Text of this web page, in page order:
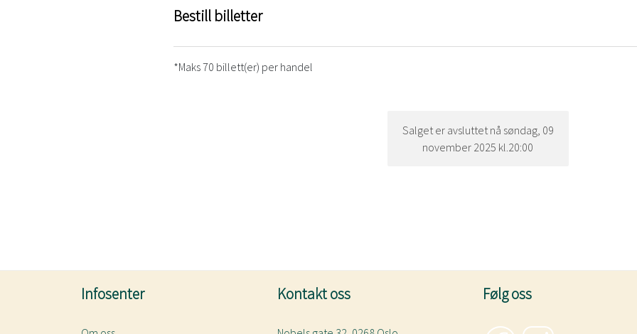
Bestill billetter
*Maks 70 billett(er) per handel
Salget er avsluttet nå søndag, 09
november 2025 kl.20:00
Infosenter Kontakt oss Følg oss